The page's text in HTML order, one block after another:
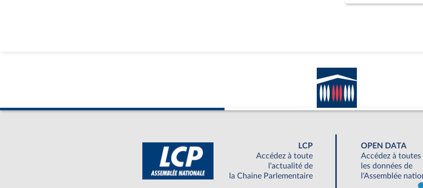
LCP
Accédez à toute
l'actualité de
la Chaine Parlementaire
OPEN DATA
Accédez à toutes
les données de
l'Assemblée